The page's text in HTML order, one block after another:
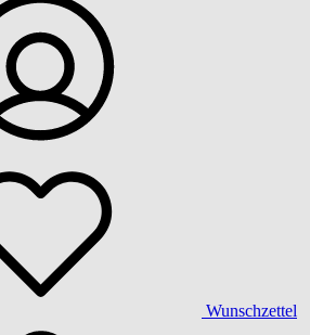
Wunschzettel